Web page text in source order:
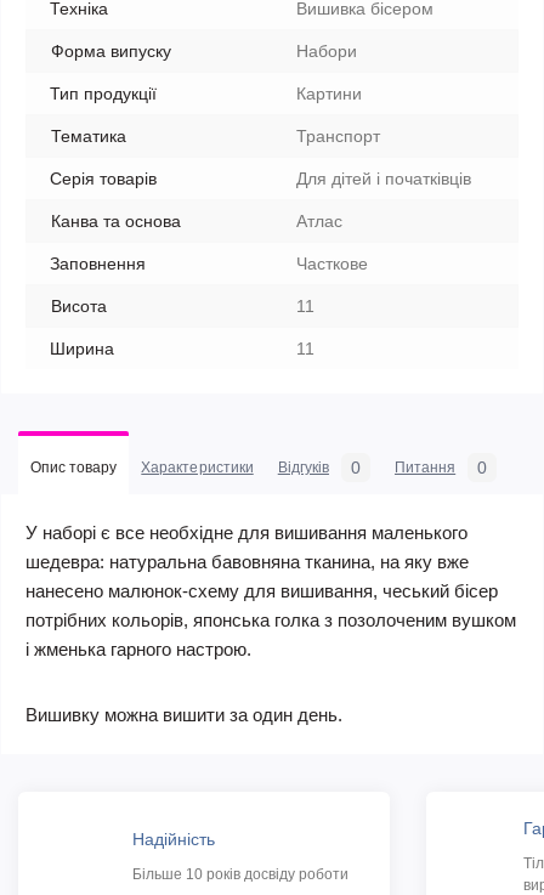
Техніка Вишивка бісером
Форма випуску Набори
Тип продукції Картини
Тематика Транспорт
Серія товарів Для дітей і початківців
Канва та основа Атлас
Заповнення Часткове
Висота 11
Ширина 11
Опис товару Характеристики Відгуків 0 Питання 0
У наборі є все необхідне для вишивання маленького
шедевра: натуральна бавовняна тканина, на яку вже
нанесено малюнок-схему для вишивання, чеський бісер
потрібних кольорів, японська голка з позолоченим вушком
і жменька гарного настрою.
Вишивку можна вишити за один день.
Надійність
Більше 10 років досвіду роботи